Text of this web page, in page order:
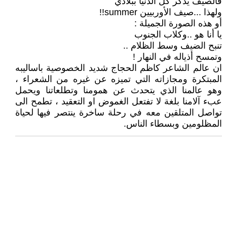
ولهذا ...صيف الأوربيين summer!!
أو هذه الصورة الجميلة :
يا أنا هو ..وكلاب الجنوب
تنبح الضيف وسط الظلام ..
وتمسح أذياله في النهار !
ان عالم الشاعر كاظم الحجاج شديد الخصوصية باساليبه
المبتكرة ومجازاته التي تميزه عن غيره من الشعراء ،
وهو عالمنا الذي يتحدث عن همومنا وتطلعاتنا ويحمل
عبء آلامنا بلغة لا تفتعل الغموض او التعقيد ، تطمح الى
تواصل المتلقين معه في رحلة ساخرة ينتصر فيها لحياة
المظلومين وبسطاء الناس.